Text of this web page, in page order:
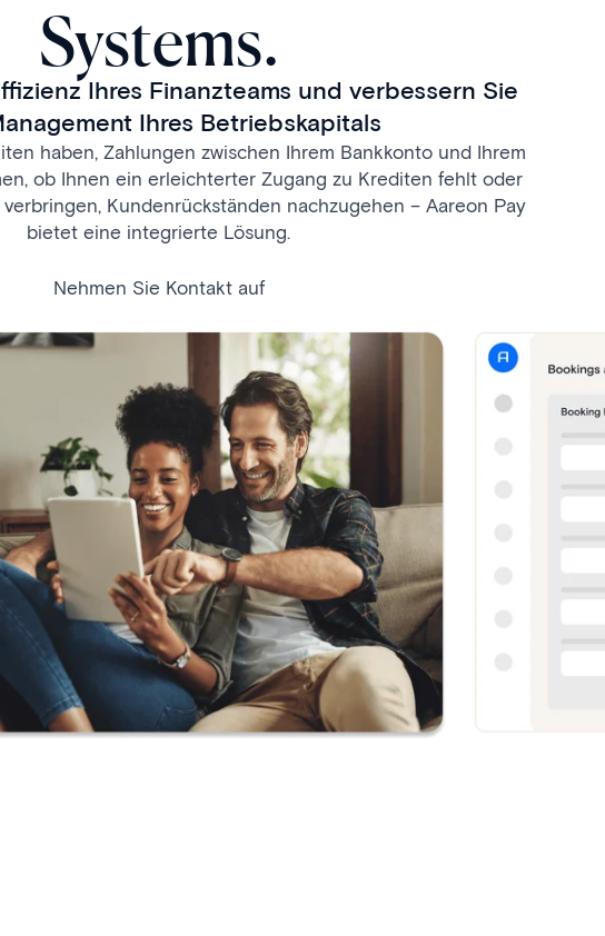
Systems.
Ihres Finanzteams und verbessern Sie
Ihres Betriebskapitals
haben, Zahlungen zwischen Ihrem Bankkonto und Ihrem
ob Ihnen ein erleichterter Zugang zu Krediten fehlt oder
Kundenrückständen nachzugehen – Aareon Pay
bietet eine integrierte Lösung.
Nehmen Sie Kontakt auf